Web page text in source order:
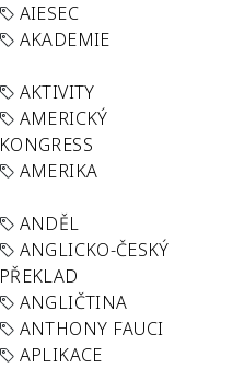
AIESEC
AKADEMIE
AKTIVITY
AMERICKÝ
KONGRESS
AMERIKA
ANDĚL
ANGLICKO-ČESKÝ
PŘEKLAD
ANGLIČTINA
ANTHONY FAUCI
APLIKACE